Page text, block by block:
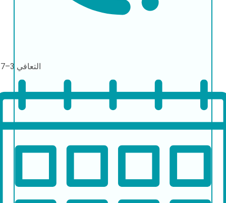
التعافي 3–7 أيام